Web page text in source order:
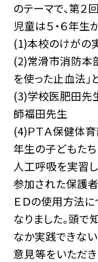
のテーマで、第２
児童は５・６年生
(1)本校のけがの
(2)常滑市消防本
を使った止血法」
(3)学校医肥田先
師福田先生
(4)ＰＴＡ保健体
年生の子どもた
人工呼吸を実習し
参加された保護者
ＥＤの使用方法
なりました。頭で
なか実践できない
意見等をいただき